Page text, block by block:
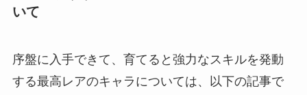
いて
序盤に入手できて、育てると強力なスキルを発動
する最高レアのキャラについては、以下の記事で